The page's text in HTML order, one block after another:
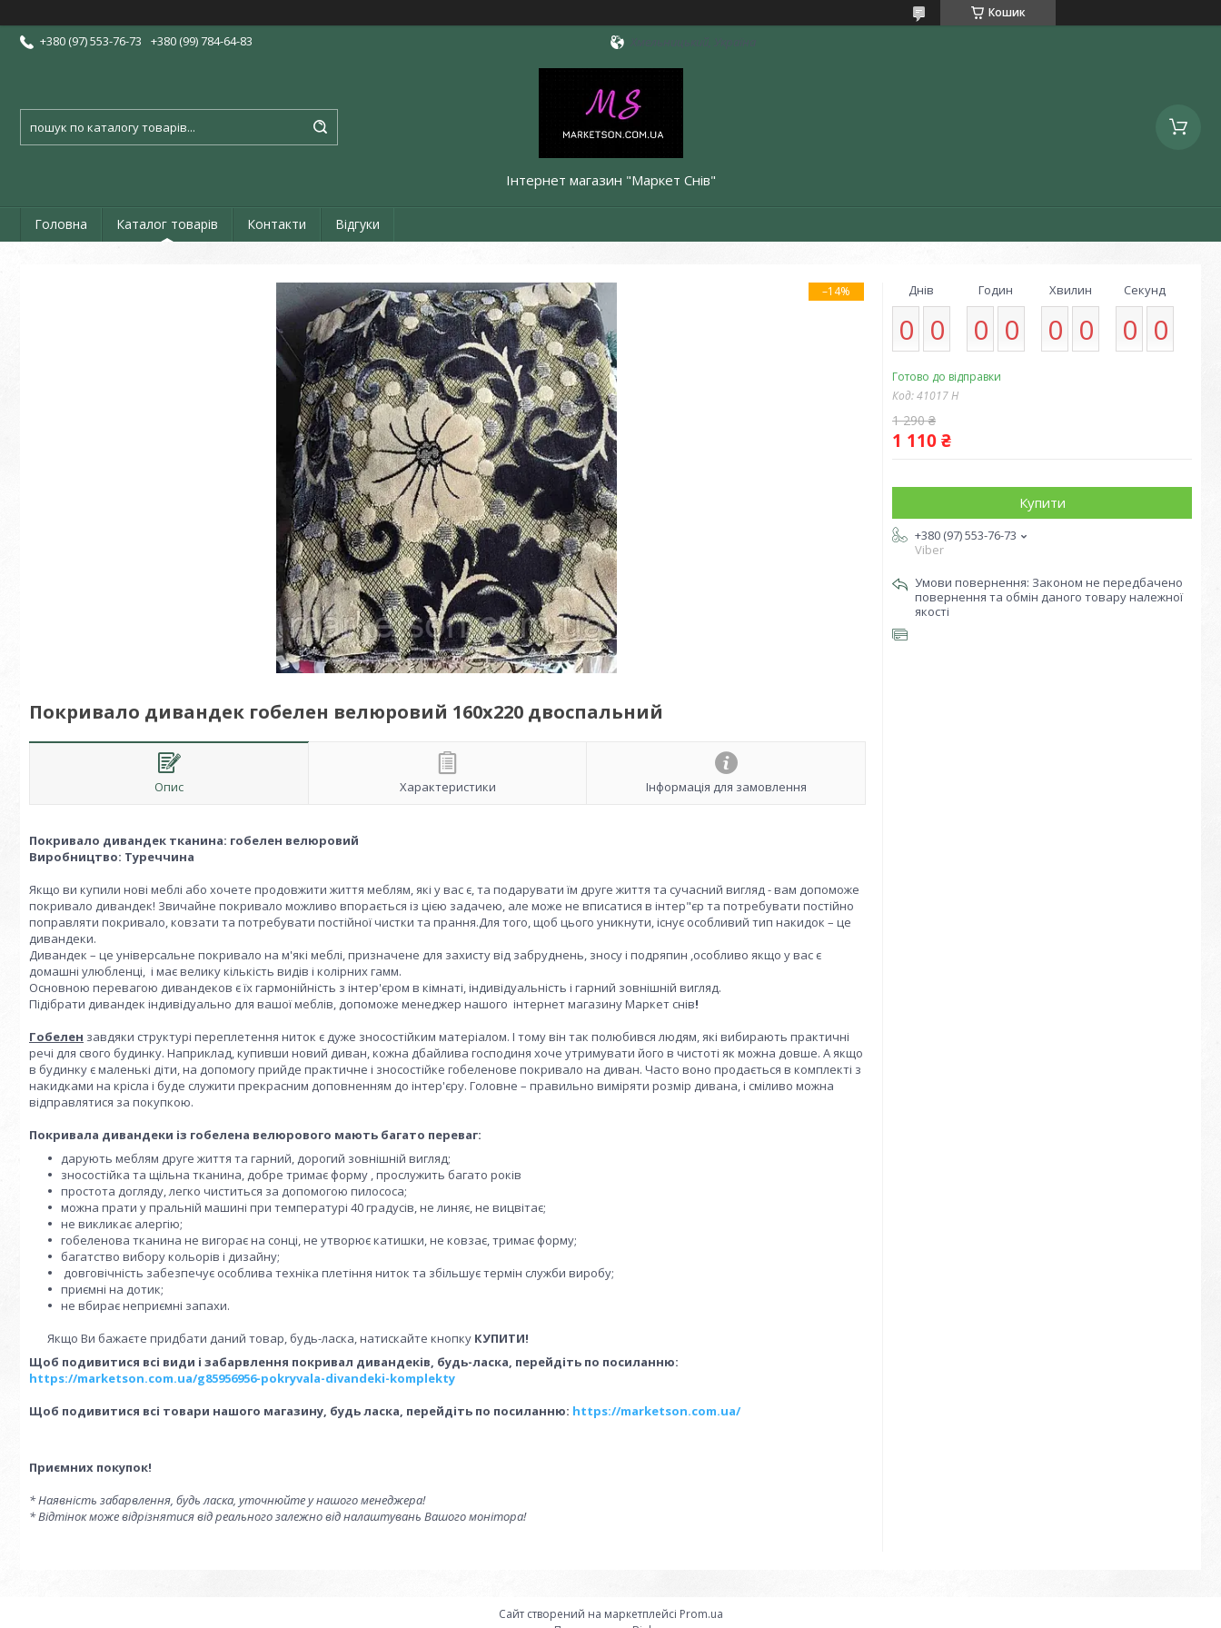
Кошик
+380 (97) 553-76-73 +380 (99) 784-64-83
Інтернет магазин "Маркет Снів"
Головна Каталог товарів Контакти Відгуки
–14%
Покривало дивандек гобелен велюровий 160х220 двоспальний
Опис Характеристики Інформація для замовлення
Покривало дивандек тканина: гобелен велюровий
Виробництво: Туреччина
Якщо ви купили нові меблі або хочете продовжити життя меблям, які у вас є, та подарувати їм друге життя та сучасний вигляд - вам допоможе
покривало дивандек! Звичайне покривало можливо впорається із цією задачею, але може не вписатися в інтер"єр та потребувати постійно
поправляти покривало, ковзати та потребувати постійної чистки та прання.Для того, щоб цього уникнути, існує особливий тип накидок – це
дивандеки.
Дивандек – це універсальне покривало на м'які меблі, призначене для захисту від забруднень, зносу і подряпин ,особливо якщо у вас є
домашні улюбленці, і має велику кількість видів і колірних гамм.
Основною перевагою дивандеков є їх гармонійність з інтер'єром в кімнаті, індивідуальність і гарний зовнішній вигляд.
Підібрати дивандек індивідуально для вашої меблів, допоможе менеджер нашого інтернет магазину Маркет снів!
Гобелен завдяки структурі переплетення ниток є дуже зносостійким матеріалом. І тому він так полюбився людям, які вибирають практичні
речі для свого будинку. Наприклад, купивши новий диван, кожна дбайлива господиня хоче утримувати його в чистоті як можна довше. А якщо
в будинку є маленькі діти, на допомогу прийде практичне і зносостійке гобеленове покривало на диван. Часто воно продається в комплекті з
накидками на крісла і буде служити прекрасним доповненням до інтер'єру. Головне – правильно виміряти розмір дивана, і сміливо можна
відправлятися за покупкою.
Покривала дивандеки із гобелена велюрового мають багато переваг:
дарують меблям друге життя та гарний, дорогий зовнішній вигляд;
зносостійка та щільна тканина, добре тримає форму , прослужить багато років
простота догляду, легко чиститься за допомогою пилососа;
можна прати у пральній машині при температурі 40 градусів, не линяє, не вицвітає;
не викликає алергію;
гобеленова тканина не вигорає на сонці, не утворює катишки, не ковзає, тримає форму;
багатство вибору кольорів і дизайну;
довговічність забезпечує особлива техніка плетіння ниток та збільшує термін служби виробу;
приємні на дотик;
не вбирає неприємні запахи.
Якщо Ви бажаєте придбати даний товар, будь-ласка, натискайте кнопку КУПИТИ!
Щоб подивитися всі види і забарвлення покривал дивандеків, будь-ласка, перейдіть по посиланню:
https://marketson.com.ua/g85956956-pokryvala-divandeki-komplekty
Щоб подивитися всі товари нашого магазину, будь ласка, перейдіть по посиланню: https://marketson.com.ua/
Приємних покупок!
* Наявність забарвлення, будь ласка, уточнюйте у нашого менеджера!
* Відтінок може відрізнятися від реального залежно від налаштувань Вашого монітора!
Днів
0 0
Годин
0 0
Хвилин
0 0
Секунд
0 0
Готово до відправки
Код:41017 Н
1 290 ₴
1 110 ₴
Купити
+380 (97) 553-76-73
Viber
Законом не передбачено
повернення та обмін даного товару належної
якості
Сайт створений на маркетплейсі Prom.ua